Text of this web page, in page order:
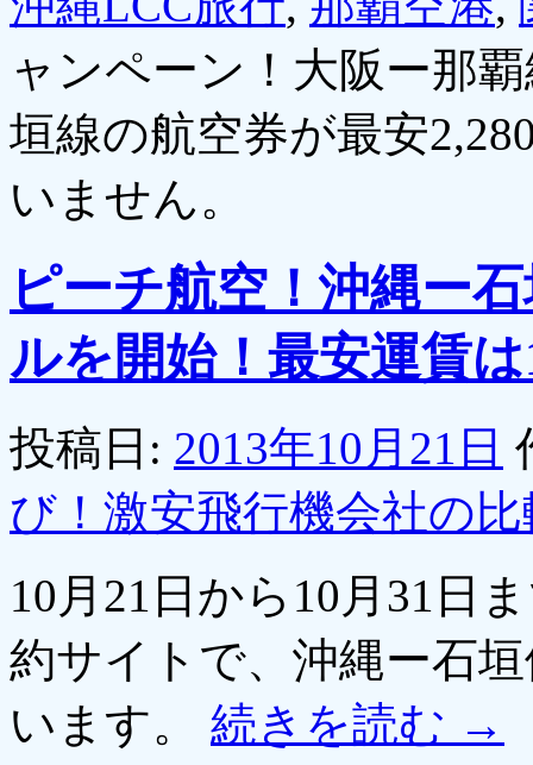
ャンペーン！大阪ー那
垣線の航空券が最安
いません。
ピーチ航空！沖縄ー
ルを開始！最安運賃は
投稿日: 2013年10月21日
び！激安飛行機会社の
10月21日から10月31日
約サイトで、沖縄ー石
います。 続きを読む →